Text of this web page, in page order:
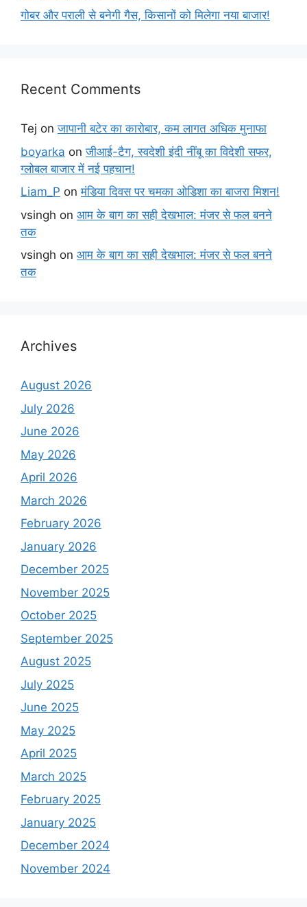
गोबर और पराली से बनेगी गैस, किसानों को मिलेगा नया बाजार!
Recent Comments
Tej onजापानी बटेर का कारोबार, कम लागत अधिक मुनाफा
boyarka onजीआई-टैग, स्वदेशी इंदी नींबू का विदेशी सफर,
ग्लोबल बाजार में नई पहचान!
Liam_P onमंडिया दिवस पर चमका ओडिशा का बाजरा मिशन!
vsingh on आम के बाग का सही देखभाल: मंजर से फल बनने
तक
vsingh on आम के बाग का सही देखभाल: मंजर से फल बनने
तक
Archives
August 2026
July 2026
June 2026
May 2026
April 2026
March 2026
February 2026
January 2026
December 2025
November 2025
October 2025
September 2025
August 2025
July 2025
June 2025
May 2025
April 2025
March 2025
February 2025
January 2025
December 2024
November 2024